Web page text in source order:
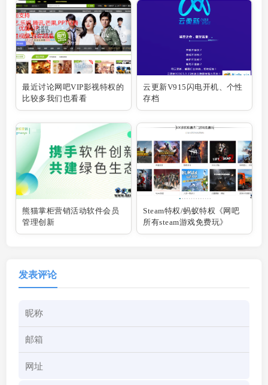
最近讨论网吧VIP影视特权的
比较多我们也看看
云更新V915闪电开机、个性
存档
熊猫掌柜营销活动软件会员
管理创新
Steam特权/蚂蚁特权《网吧
所有steam游戏免费玩》
发表评论